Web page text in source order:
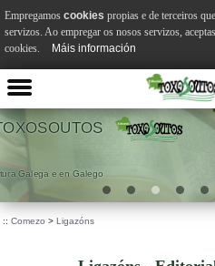
:: Comezo > Ligazóns
Empregamos cookies propias e de terceiros
servizos. Ao empregar os nosos servizos,
cookies.
Máis información